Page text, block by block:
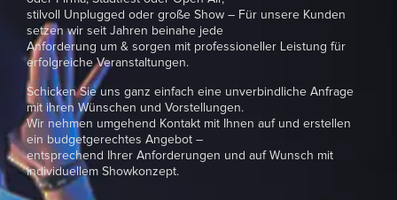
KONTAKT
IMPRESSUM
stilvoll Unplugged oder große Show – Für unsere Kunden
setzen wir seit Jahren beinahe jede
Anforderung um & sorgen mit professioneller Leistung für
erfolgreiche Veranstaltungen.
Schicken Sie uns ganz einfach eine unverbindliche Anfrage
mit ihren Wünschen und Vorstellungen.
Wir nehmen umgehend Kontakt mit Ihnen auf und erstellen
ein budgetgerechtes Angebot –
entsprechend Ihrer Anforderungen und auf Wunsch mit
individuellem Showkonzept.